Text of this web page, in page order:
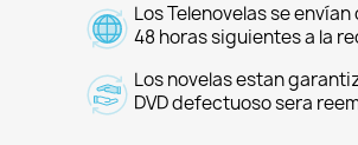
Los Telenovelas se
48 horas siguientes a la
Los novelas estan
DVD defectuoso sera